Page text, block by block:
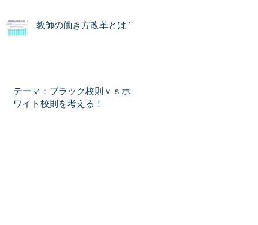
教師の働き方改革とは？
テーマ：ブラック校則ｖｓホ
ワイト校則を考える！